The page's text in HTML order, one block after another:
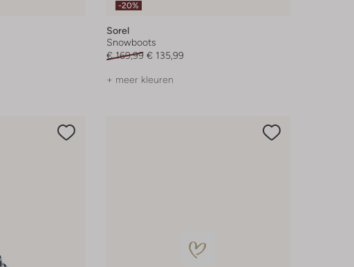
-20%
Sorel
Snowboots
€ 169,99 € 135,99
+ meer kleuren